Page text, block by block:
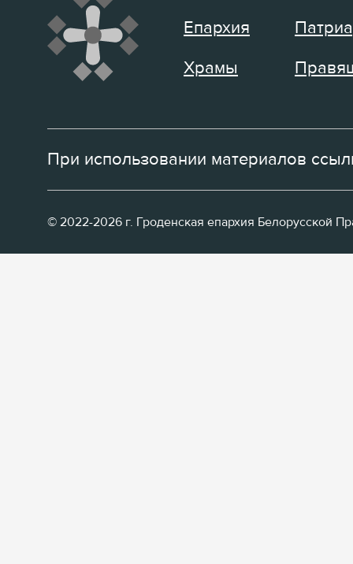
Епархия
Храмы
При использовании материалов
© 2022-2026 г. Гроденская епархия Белорусской